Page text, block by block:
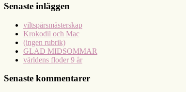
Senaste inläggen
viltspårsmästerskap
Krokodil och Mac
(ingen rubrik)
GLAD MIDSOMMAR
världens floder 9 år
Senaste kommentarer